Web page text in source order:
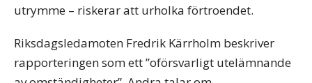
utrymme – riskerar att urholka förtroendet.
Riksdagsledamoten Fredrik Kärrholm beskriver
rapporteringen som ett ”oförsvarligt utelämnande